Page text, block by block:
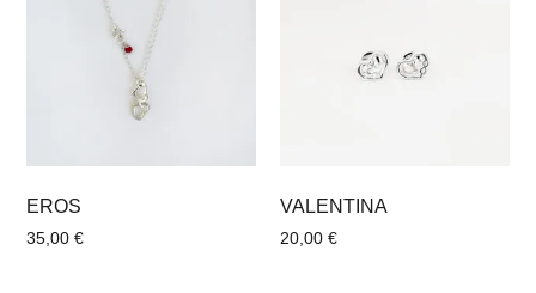
EROS
35,00€
VALENTINΑ
20,00 €